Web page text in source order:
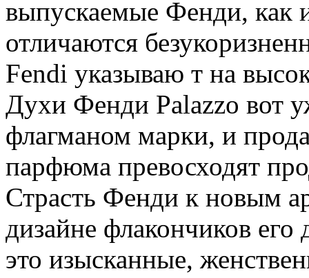
выпускаемые Фенди, как
отличаются
Fendi указываю т на
Духи Фенди Palazzo вот
флагманом марки, и
парфюма превосходят
Страсть Фенди к новым
дизайне флакончиков
это изысканные,